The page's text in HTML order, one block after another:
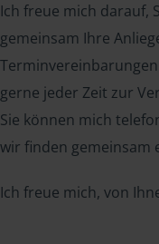
Ich freue mich darauf,
gemeinsam Ihre
gerne jeder Zeit zur
Sie können mich
wir finden gemeinsam
Ich freue mich, von